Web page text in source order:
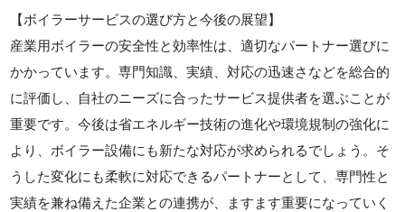
【ボイラーサービスの選び方と今後の展望】
産業用ボイラーの安全性と効率性は、適切なパートナー選びに
かかっています。専門知識、実績、対応の迅速さなどを総合的
に評価し、自社のニーズに合ったサービス提供者を選ぶことが
重要です。今後は省エネルギー技術の進化や環境規制の強化に
より、ボイラー設備にも新たな対応が求められるでしょう。そ
うした変化にも柔軟に対応できるパートナーとして、専門性と
実績を兼ね備えた企業との連携が、ますます重要になっていく